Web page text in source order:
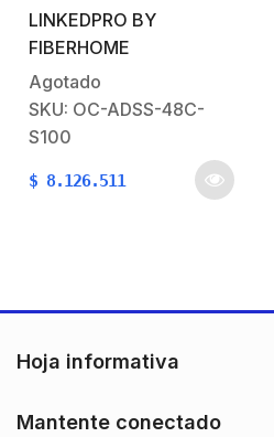
dieléctrico y
autosoportado) está
diseñado para
instalaciones aéreas
entre postes. Los cables
tracción necesaria
ADSS G.652D
Monomodo Loose
LINKEDPRO BY
FIBERHOME
Agotado
SKU: OC-ADSS-48C-
S100
$ 8.126.511
Hoja informativa
Mantente conectado